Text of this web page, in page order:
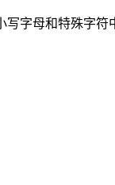
写字母和特殊字符